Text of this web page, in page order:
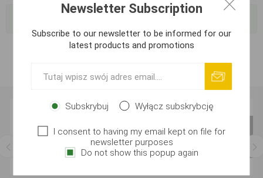
Newsletter Subscription
Subscribe to our newsletter to be informed for our
latest products and promotions
Subskrybuj Wyłącz subskrybcję
I consent to having my email kept on file for
newsletter purposes
Do not show this popup again